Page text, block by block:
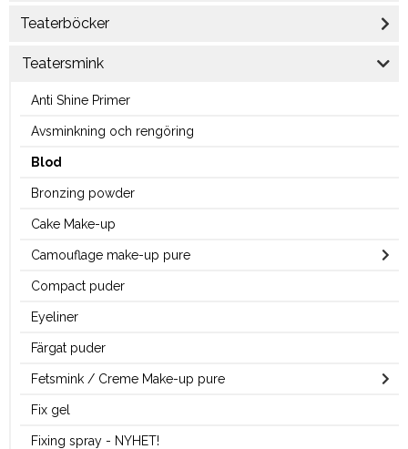
Teaterböcker
Teatersmink
Anti Shine Primer
Avsminkning och rengöring
Blod
Bronzing powder
Cake Make-up
Camouflage make-up pure
Compact puder
Eyeliner
Färgat puder
Fetsmink / Creme Make-up pure
Fix gel
Fixing spray - NYHET!